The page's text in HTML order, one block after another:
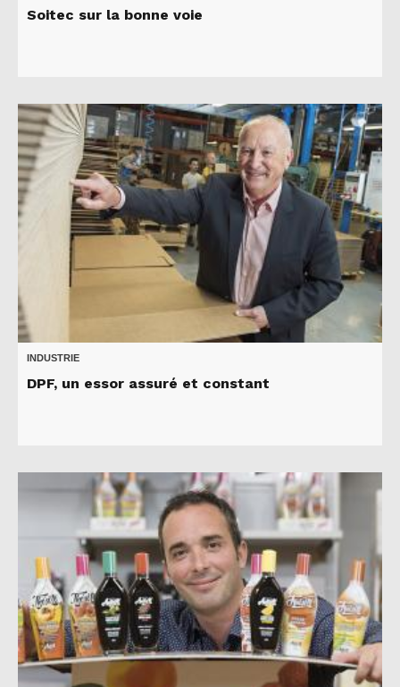
Soitec sur la bonne voie
INDUSTRIE
DPF, un essor assuré et constant